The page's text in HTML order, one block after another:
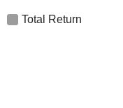
Total Return